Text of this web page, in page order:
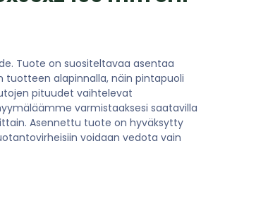
Tuote on suositeltavaa asentaa
tuotteen alapinnalla, näin pintapuoli
pituudet vaihtelevat
varmistaaksesi saatavilla
Asennettu tuote on hyväksytty
voidaan vedota vain